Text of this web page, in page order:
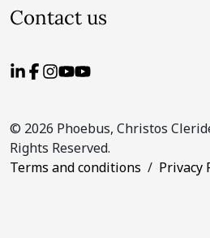
Contact us
© 2026 Phoebus, Christos
Rights Reserved.
Terms and conditions / Privacy